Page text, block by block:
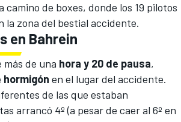
de boxes, donde los 19 pilotos
la zona del bestial accidente.
en Bahrein
de una hora y 20 de pausa,
hormigón en el lugar del accidente.
de las que estaban
arrancó 4º (a pesar de caer al 6º en